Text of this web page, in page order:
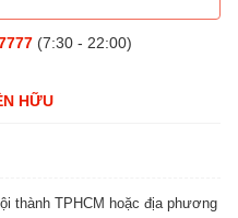
(7:30 - 22:00)
HỮU
thành TPHCM hoặc địa phương